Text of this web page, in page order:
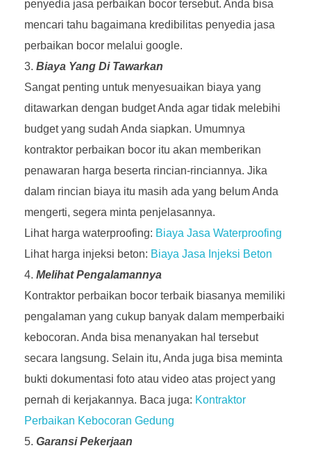
penyedia jasa perbaikan bocor tersebut. Anda bisa
mencari tahu bagaimana kredibilitas penyedia jasa
perbaikan bocor melalui google.
Biaya Yang Di Tawarkan
Sangat penting untuk menyesuaikan biaya yang
ditawarkan dengan budget Anda agar tidak melebihi
budget yang sudah Anda siapkan. Umumnya
kontraktor perbaikan bocor itu akan memberikan
penawaran harga beserta rincian-rinciannya. Jika
dalam rincian biaya itu masih ada yang belum Anda
mengerti, segera minta penjelasannya.
Lihat harga waterproofing: Biaya Jasa Waterproofing
Lihat harga injeksi beton: Biaya Jasa Injeksi Beton
Melihat Pengalamannya
Kontraktor perbaikan bocor terbaik biasanya memiliki
pengalaman yang cukup banyak dalam memperbaiki
kebocoran. Anda bisa menanyakan hal tersebut
secara langsung. Selain itu, Anda juga bisa meminta
bukti dokumentasi foto atau video atas project yang
pernah di kerjakannya. Baca juga: Kontraktor
Perbaikan Kebocoran Gedung
Garansi Pekerjaan